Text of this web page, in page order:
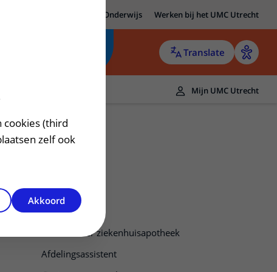
Onderwijs Werken bij het UMC Utrecht
Translate
Mijn UMC Utrecht
Medewerker ziekenhuisapotheek
Afdelingsassistent
cookies (third
zelf ook
Akkoord